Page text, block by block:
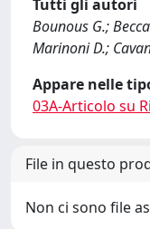
Tutti gli autori
Bounous G.;
Marinoni D.;
Appare nelle
03A-Articolo su
File in questo
Non ci sono file